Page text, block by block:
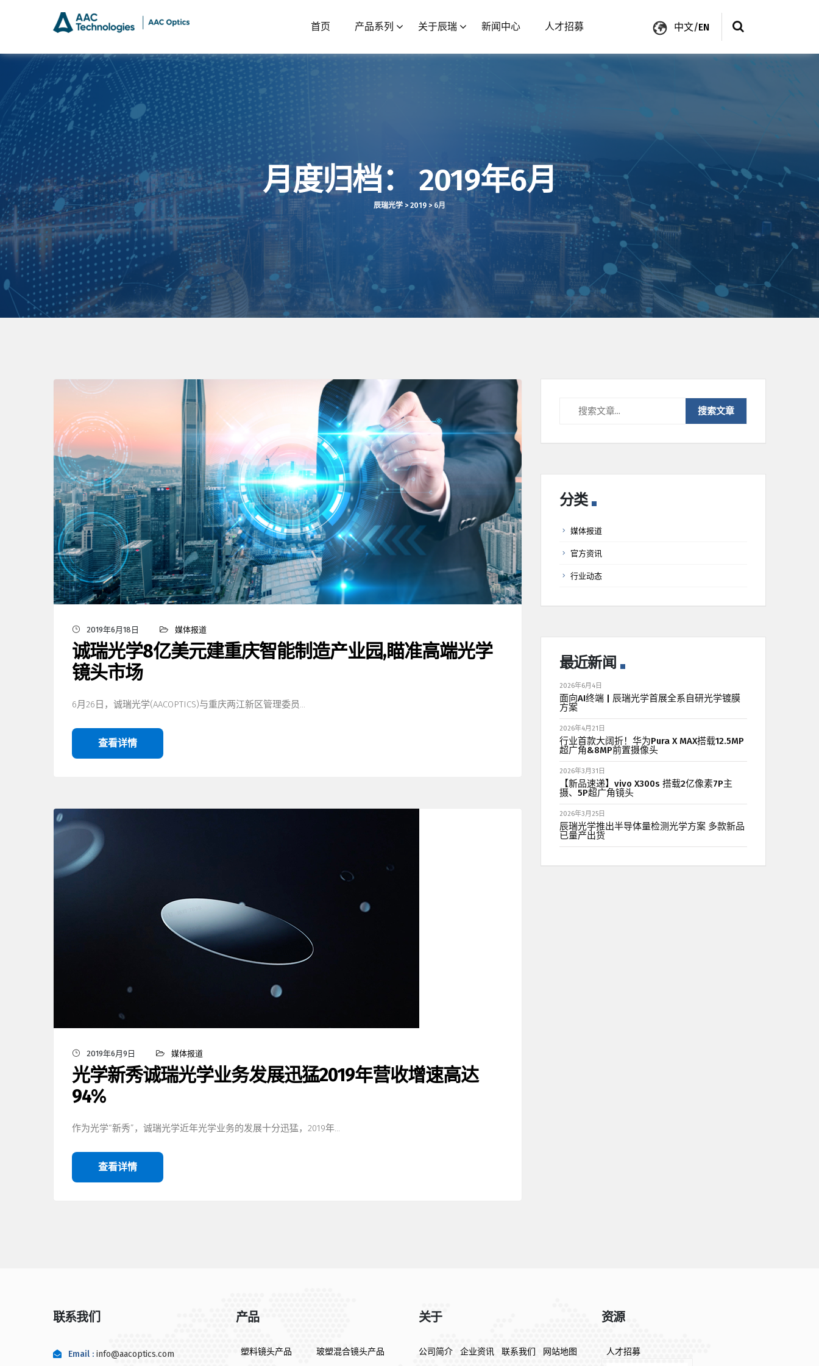
中文/EN
首页 产品系列 关于辰瑞 新闻中心 人才招募
月度归档：2019年6月
辰瑞光学 > 2019 > 6月
2019年6月18日 媒体报道
诚瑞光学8亿美元建重庆智能制造产业园,瞄准高端光学
镜头市场
6月26日，诚瑞光学(AACOPTICS)与重庆两江新区管理委员…
查看详情
2019年6月9日 媒体报道
光学新秀诚瑞光学业务发展迅猛2019年营收增速高达
94%
作为光学“新秀”，诚瑞光学近年光学业务的发展十分迅猛，2019年…
查看详情
分类
媒体报道
官方资讯
行业动态
最近新闻
2026年6月4日
面向AI终端 | 辰瑞光学首展全系自研光学镀膜
方案
2026年4月21日
行业首款大阔折！华为Pura X MAX搭载12.5MP
超广角&8MP前置摄像头
2026年3月31日
【新品速递】vivo X300s 搭载2亿像素7P主
摄、5P超广角镜头
2026年3月25日
辰瑞光学推出半导体量检测光学方案 多款新品
已量产出货
联系我们
Email : info@aacoptics.com
产品
塑料镜头产品
玻塑混合镜头产品
关于
公司简介 企业资讯 联系我们 网站地图
资源
人才招募